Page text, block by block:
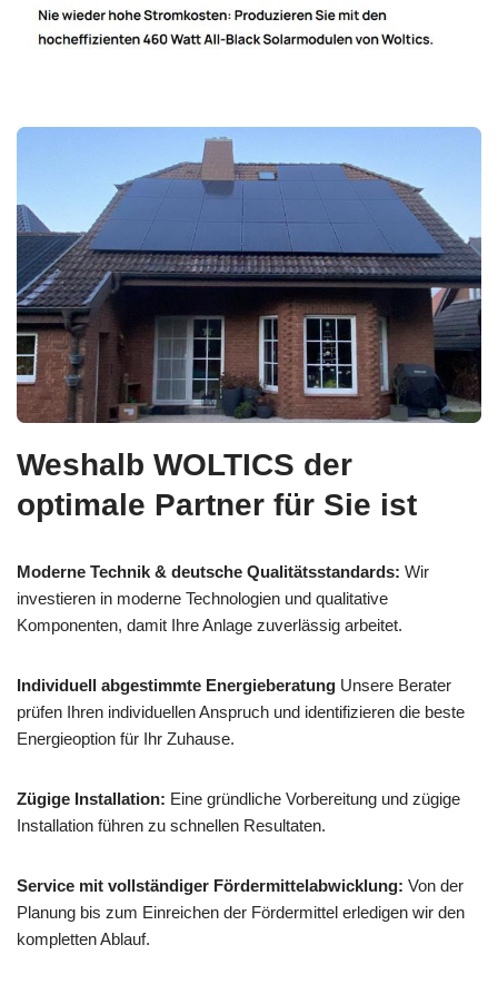
Weshalb WOLTICS der
optimale Partner für Sie ist
Moderne Technik & deutsche Qualitätsstandards: Wir
investieren in moderne Technologien und qualitative
Komponenten, damit Ihre Anlage zuverlässig arbeitet.
Individuell abgestimmte Energieberatung Unsere Berater
prüfen Ihren individuellen Anspruch und identifizieren die beste
Energieoption für Ihr Zuhause.
Zügige Installation: Eine gründliche Vorbereitung und zügige
Installation führen zu schnellen Resultaten.
Service mit vollständiger Fördermittelabwicklung: Von der
Planung bis zum Einreichen der Fördermittel erledigen wir den
kompletten Ablauf.